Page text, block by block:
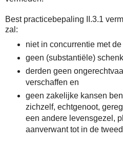
Best practicebepaling II.3.1
zal:
niet in concurrentie met
geen (substantiële)
derden geen
verschaffen en
geen zakelijke kansen
zichzelf, echtgenoot,
een andere levensgezel,
aanverwant tot in de